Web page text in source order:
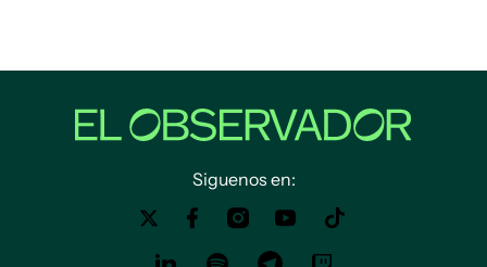
Siguenos en: